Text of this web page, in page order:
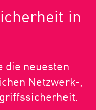
in
die neuesten
Netzwerk-,